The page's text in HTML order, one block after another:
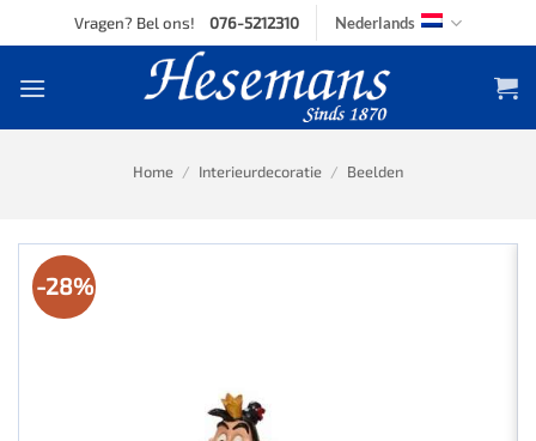
to
Vragen? Bel ons! 076-5212310 Nederlands
Home / Interieurdecoratie / Beelden
-28%